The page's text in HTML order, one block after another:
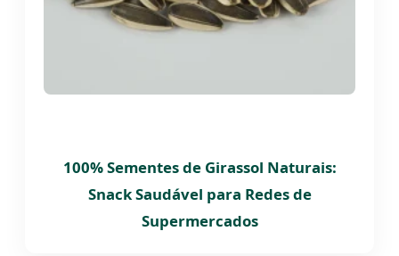
100% Sementes de Girassol Naturais:
Snack Saudável para Redes de
Supermercados